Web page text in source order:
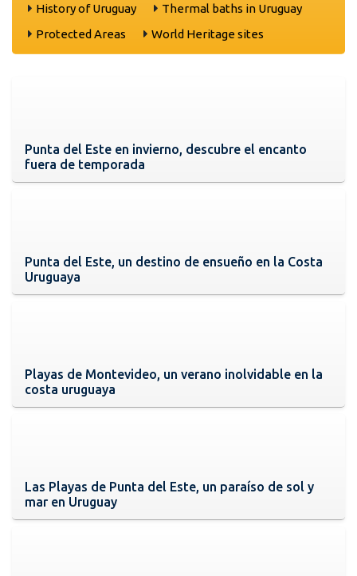
History of Uruguay
Thermal baths in Uruguay
Protected Areas
World Heritage sites
Punta del Este en invierno, descubre el encanto
fuera de temporada
Punta del Este, un destino de ensueño en la Costa
Uruguaya
Playas de Montevideo, un verano inolvidable en la
costa uruguaya
Las Playas de Punta del Este, un paraíso de sol y
mar en Uruguay